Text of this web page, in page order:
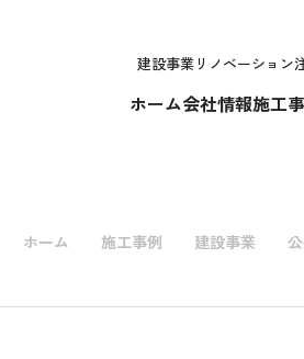
建設事業 リノベーション
ホーム会社情報施工
ホーム 施工事例 建設事業